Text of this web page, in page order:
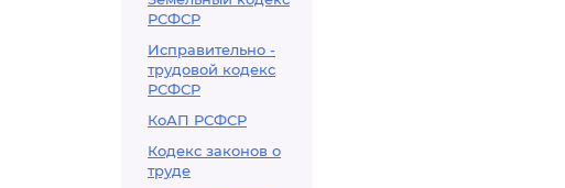
РСФСР
Исправительно -
трудовой кодекс
РСФСР
КоАП РСФСР
Кодекс законов о
труде